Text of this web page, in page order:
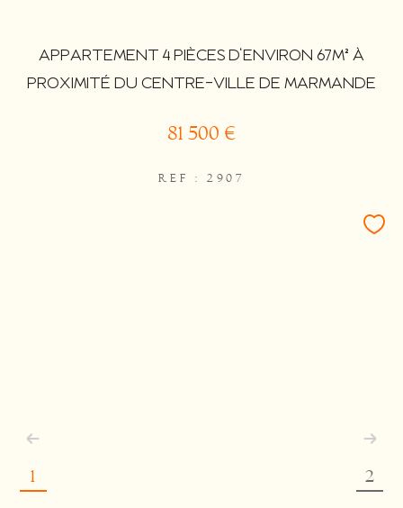
APPARTEMENT 4 PIÈCES D'ENVIRON 67M² À
PROXIMITÉ DU CENTRE-VILLE DE MARMANDE
81 500 €
REF : 2907
1 2